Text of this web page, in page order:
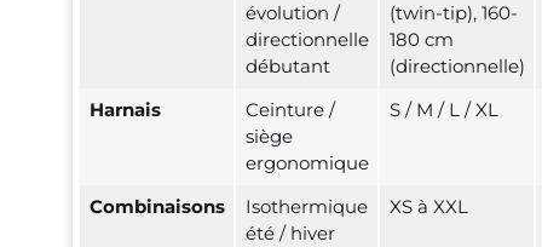
évolution /
directionnelle
débutant
(twin-tip), 160-
180 cm
(directionnelle)
Harnais
Ceinture /
siège
ergonomique
S / M / L / XL
Combinaisons
Isothermique
été / hiver
XS à XXL